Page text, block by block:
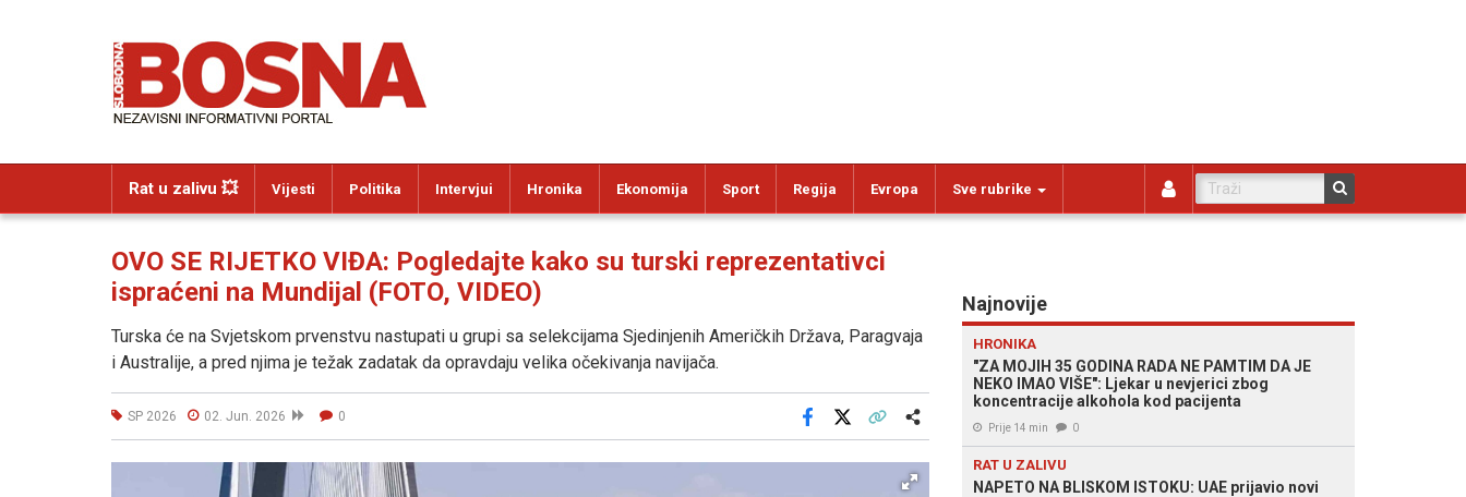
Rat u zalivu 💥 Vijesti Politika Intervjui Hronika Ekonomija Sport Regija Evropa Sve rubrike
OVO SE RIJETKO VIĐA: Pogledajte kako su turski reprezentativci
ispraćeni na Mundijal (FOTO, VIDEO)
Turska će na Svjetskom prvenstvu nastupati u grupi sa selekcijama Sjedinjenih Američkih Država, Paragvaja
i Australije, a pred njima je težak zadatak da opravdaju velika očekivanja navijača.
SP 2026 02. Jun. 2026 0
Facebook
Najnovije
HRONIKA
"ZA MOJIH 35 GODINA RADA NE PAMTIM DA JE
NEKO IMAO VIŠE": Ljekar u nevjerici zbog
koncentracije alkohola kod pacijenta
Prije 14 min 0
RAT U ZALIVU
NAPETO NA BLISKOM ISTOKU: UAE prijavio novi